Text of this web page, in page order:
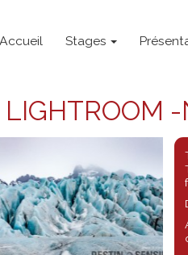
Accueil Stages